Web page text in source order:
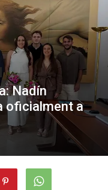
Nadín
oficialment a